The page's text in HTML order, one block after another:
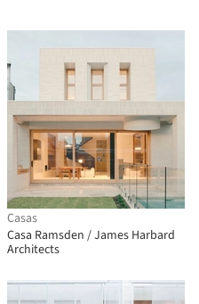
Casas
Casa Ramsden / James Harbard
Architects